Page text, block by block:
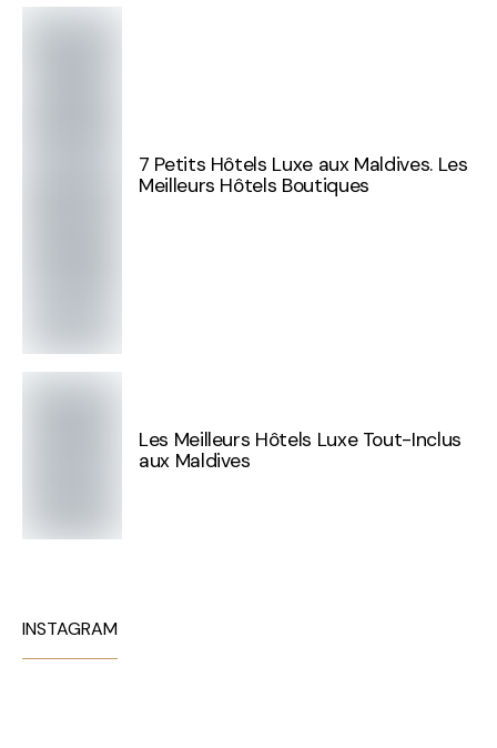
7 Petits Hôtels Luxe aux Maldives. Les
Meilleurs Hôtels Boutiques
Les Meilleurs Hôtels Luxe Tout-Inclus
aux Maldives
INSTAGRAM